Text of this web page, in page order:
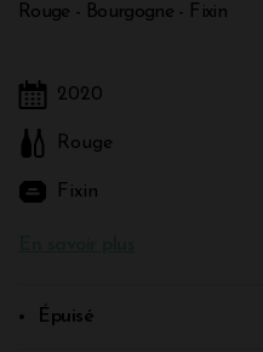
Rouge - Bourgogne - Fixin
2020
Rouge
Fixin
Épuisé